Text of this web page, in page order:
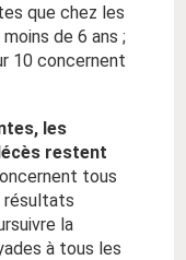
que chez les
de 6 ans ;
10 concernent
les
restent
tous
résultats
la
à tous les